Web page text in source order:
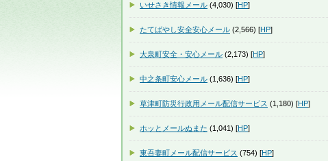
いせさき情報メール (4,030) [HP]
たてばやし安全安心メール (2,566) [HP]
大泉町安全・安心メール (2,173) [HP]
中之条町安心メール (1,636) [HP]
草津町防災行政用メール配信サービス (1,180) [HP]
ホッとメールぬまた (1,041) [HP]
東吾妻町メール配信サービス (754) [HP]